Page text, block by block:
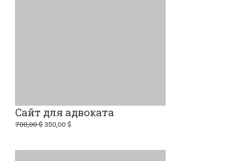
Сайт для адвоката
700,00$ 350,00 $